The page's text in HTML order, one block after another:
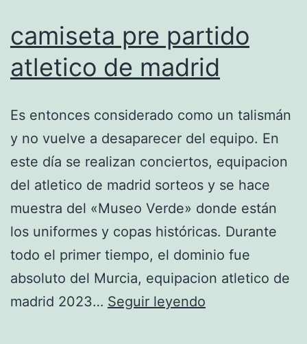
camiseta pre partido
atletico de madrid
Es entonces considerado como un talismán
y no vuelve a desaparecer del equipo. En
este día se realizan conciertos, equipacion
del atletico de madrid sorteos y se hace
muestra del «Museo Verde» donde están
los uniformes y copas históricas. Durante
todo el primer tiempo, el dominio fue
absoluto del Murcia, equipacion atletico de
madrid 2023… Seguir leyendo